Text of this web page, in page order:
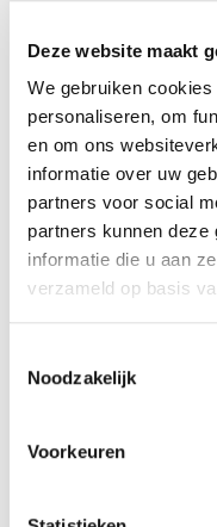
Deze website maakt
We gebruiken
personaliseren, om
en om ons
informatie over uw
partners voor social
partners kunnen deze
informatie die u aan
verzameld op basis
Noodzakelijk
Voorkeuren
Indicaties:
zorgt voor
voorkomt
verhindert het
neemt druk weg
voorkomt afglijden
Specificaties:
72,30€ 87,48